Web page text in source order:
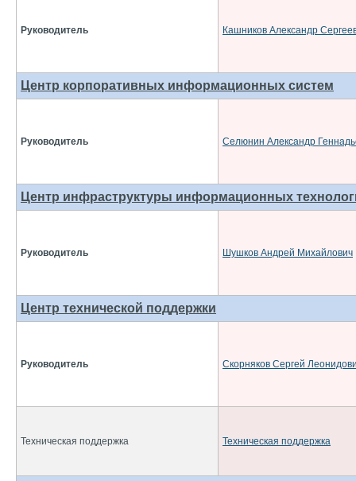
Руководитель Кашников Александр
Центр корпоративных информационных систем
Руководитель Селюнин Александр
Центр инфраструктуры информационных
Руководитель Шушков Андрей Михайлович
Центр технической поддержки
Руководитель Скорняков Сергей
Техническая поддержка Техническая поддержка